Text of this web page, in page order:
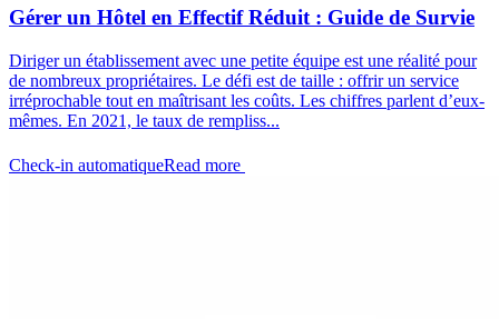
Gérer un Hôtel en Effectif Réduit : Guide de Survie
Diriger un établissement avec une petite équipe est une réalité pour
de nombreux propriétaires. Le défi est de taille : offrir un service
irréprochable tout en maîtrisant les coûts. Les chiffres parlent d’eux-
mêmes. En 2021, le taux de rempliss...
Check-in automatiqueRead more